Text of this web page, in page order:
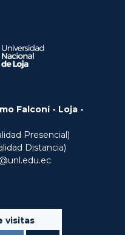
Falconí - Loja -
Presencial)
Distancia)
visitas